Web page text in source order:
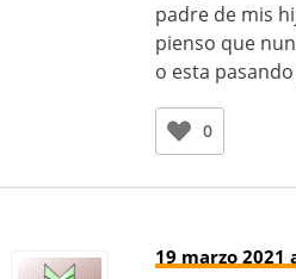
padre de mis
pienso que
o esta
0
19 marzo 2021